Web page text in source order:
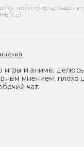
пожалуйста,
игры и аниме, делюсь
мнением, плохо
чат.